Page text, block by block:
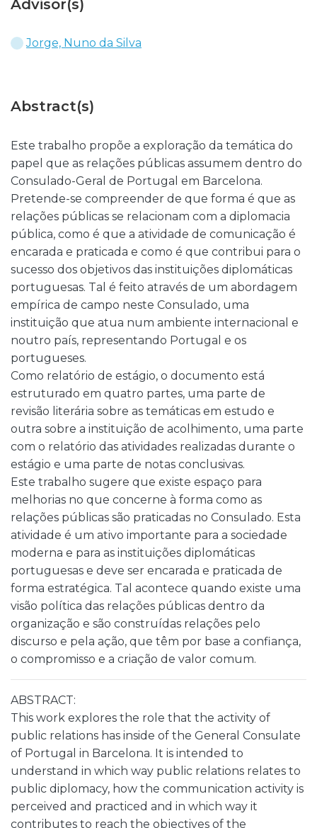
Advisor(s)
Jorge, Nuno da Silva
Abstract(s)
Este trabalho propõe a exploração da temática do
papel que as relações públicas assumem dentro do
Consulado-Geral de Portugal em Barcelona.
Pretende-se compreender de que forma é que as
relações públicas se relacionam com a diplomacia
pública, como é que a atividade de comunicação é
encarada e praticada e como é que contribui para o
sucesso dos objetivos das instituições diplomáticas
portuguesas. Tal é feito através de um abordagem
empírica de campo neste Consulado, uma
instituição que atua num ambiente internacional e
noutro país, representando Portugal e os
portugueses.
Como relatório de estágio, o documento está
estruturado em quatro partes, uma parte de
revisão literária sobre as temáticas em estudo e
outra sobre a instituição de acolhimento, uma parte
com o relatório das atividades realizadas durante o
estágio e uma parte de notas conclusivas.
Este trabalho sugere que existe espaço para
melhorias no que concerne à forma como as
relações públicas são praticadas no Consulado. Esta
atividade é um ativo importante para a sociedade
moderna e para as instituições diplomáticas
portuguesas e deve ser encarada e praticada de
forma estratégica. Tal acontece quando existe uma
visão política das relações públicas dentro da
organização e são construídas relações pelo
discurso e pela ação, que têm por base a confiança,
o compromisso e a criação de valor comum.
ABSTRACT:
This work explores the role that the activity of
public relations has inside of the General Consulate
of Portugal in Barcelona. It is intended to
understand in which way public relations relates to
public diplomacy, how the communication activity is
perceived and practiced and in which way it
contributes to reach the objectives of the